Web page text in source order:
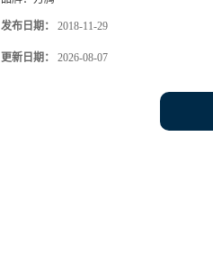
发布日期： 2018-11-29
更新日期： 2026-08-07